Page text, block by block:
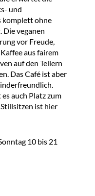
und
komplett ohne
veganen
vor Freude,
aus fairem
auf den Tellern
Das Café ist aber
auch Platz zum
ist hier
10 bis 21